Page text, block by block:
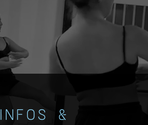
INFOS &